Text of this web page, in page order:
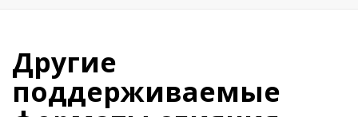
Другие
поддерживаемые